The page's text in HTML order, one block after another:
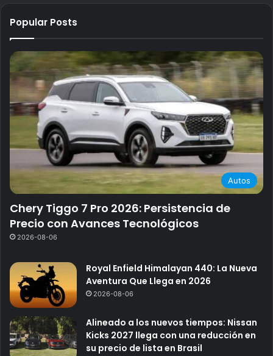
Popular Posts
Autos
Chery Tiggo 7 Pro 2026: Persistencia de
Precio con Avances Tecnológicos
2026-08-06
Royal Enfield Himalayan 440: La Nueva
Aventura Que Llega en 2026
2026-08-06
Alineado a los nuevos tiempos: Nissan
Kicks 2027 llega con una reducción en
su precio de lista en Brasil